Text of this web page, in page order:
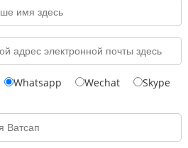
Whatsapp Wechat
Skype